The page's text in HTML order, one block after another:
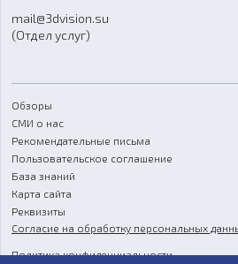
mail@3dvision.su
(Отдел услуг)
Обзоры
СМИ о нас
Рекомендательные письма
Пользовательское соглашение
База знаний
Карта сайта
Реквизиты
Согласие на обработку персональных
Политика конфиденциальности